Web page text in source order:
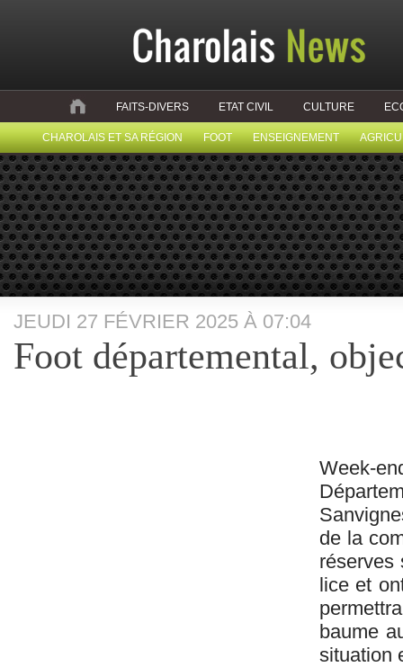
FAITS-DIVERS ETAT CIVIL CULTURE
CHAROLAIS ET SA RÉGION FOOT ENSEIGNEMENT
JEUDI 27 FÉVRIER 2025 À 07:04
Foot départemental,
de la
réserves
lice et
baume
situation